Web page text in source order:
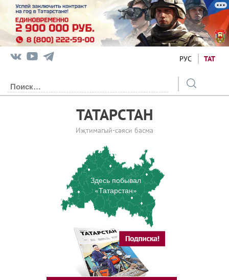
РУС ТАТ
ТАТАРСТАН
Иҗтимагый-сәяси басма
Здесь побывал
«Татарстан»